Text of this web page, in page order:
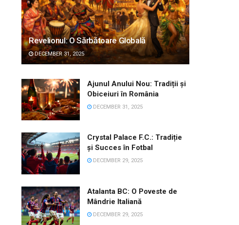
Revelionul: O Sărbătoare Globală
DECEMBER 31, 2025
Ajunul Anului Nou: Tradiții și
Obiceiuri în România
DECEMBER 31, 2025
Crystal Palace F.C.: Tradiție
și Succes în Fotbal
DECEMBER 29, 2025
Atalanta BC: O Poveste de
Mândrie Italiană
DECEMBER 29, 2025